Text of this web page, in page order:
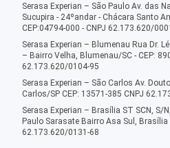
Serasa Experian – São Paulo Av. das
Sucupira - 24ºandar - Chácara Santo
CEP:04794-000 - CNPJ 62.173.620/
Serasa Experian – Blumenau Rua Dr.
– Bairro Velha, Blumenau/SC - CEP:
62.173.620/0104-95
Serasa Experian – São Carlos Av.
Carlos/SP CEP: 13571-385 CNPJ
Serasa Experian – Brasília ST SCN, S/
Paulo Sarasate Bairro Asa Sul, Brasília
62.173.620/0131-68